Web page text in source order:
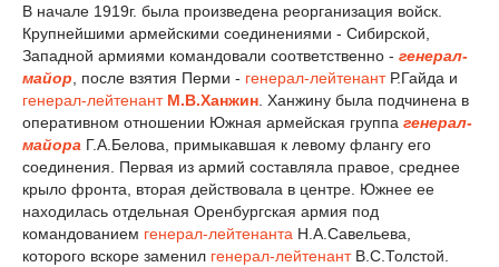
В начале 1919г. была произведена реорганизация войск.
Крупнейшими армейскими соединениями - Сибирской,
Западной армиями командовали соответственно - генерал-
майор , после взятия Перми - генерал-лейтенантР.Гайда и
генерал-лейтенант М.В.Ханжин . Ханжину была подчинена в
оперативном отношении Южная армейская группа генерал-
майора Г.А.Белова, примыкавшая к левому флангу его
соединения. Первая из армий составляла правое, среднее
крыло фронта, вторая действовала в центре. Южнее ее
находилась отдельная Оренбургская армия под
командованием генерал-лейтенанта Н.А.Савельева,
которого вскоре заменил генерал-лейтенантВ.С.Толстой.